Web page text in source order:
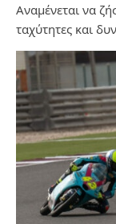
Αναμένεται να
ταχύτητες και